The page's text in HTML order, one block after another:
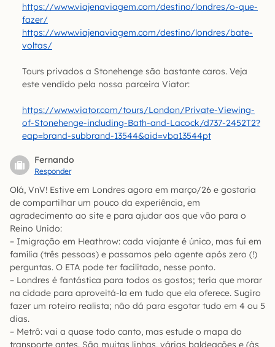
https://www.viajenaviagem.com/destino/londres/o-que-
fazer/
https://www.viajenaviagem.com/destino/londres/bate-
voltas/
Tours privados a Stonehenge são bastante caros. Veja
este vendido pela nossa parceira Viator:
https://www.viator.com/tours/London/Private-Viewing-
of-Stonehenge-including-Bath-and-Lacock/d737-2452T2?
eap=brand-subbrand-13544&aid=vba13544pt
Fernando
Responder
Olá, VnV! Estive em Londres agora em março/26 e gostaria
de compartilhar um pouco da experiência, em
agradecimento ao site e para ajudar aos que vão para o
Reino Unido:
– Imigração em Heathrow: cada viajante é único, mas fui em
família (três pessoas) e passamos pelo agente após zero (!)
perguntas. O ETA pode ter facilitado, nesse ponto.
– Londres é fantástica para todos os gostos; teria que morar
na cidade para aproveitá-la em tudo que ela oferece. Sugiro
fazer um roteiro realista; não dá para esgotar tudo em 4 ou 5
dias.
– Metrô: vai a quase todo canto, mas estude o mapa do
transporte antes. São muitas linhas, várias baldeações e (às